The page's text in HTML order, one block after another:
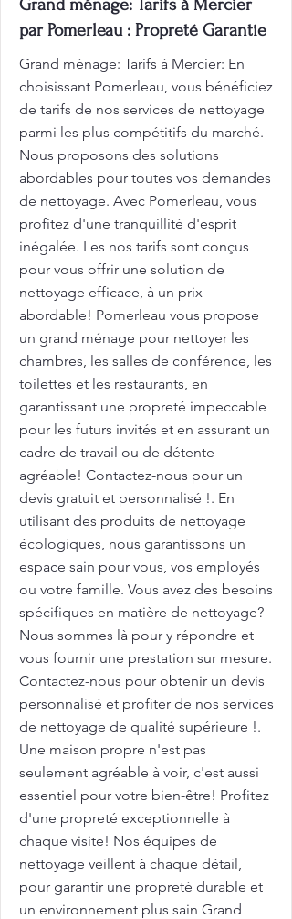
Grand ménage: Tarifs à Mercier
par Pomerleau : Propreté Garantie
Grand ménage: Tarifs à Mercier: En
choisissant Pomerleau, vous bénéficiez
de tarifs de nos services de nettoyage
parmi les plus compétitifs du marché.
Nous proposons des solutions
abordables pour toutes vos demandes
de nettoyage. Avec Pomerleau, vous
profitez d'une tranquillité d'esprit
inégalée. Les nos tarifs sont conçus
pour vous offrir une solution de
nettoyage efficace, à un prix
abordable! Pomerleau vous propose
un grand ménage pour nettoyer les
chambres, les salles de conférence, les
toilettes et les restaurants, en
garantissant une propreté impeccable
pour les futurs invités et en assurant un
cadre de travail ou de détente
agréable! Contactez-nous pour un
devis gratuit et personnalisé !. En
utilisant des produits de nettoyage
écologiques, nous garantissons un
espace sain pour vous, vos employés
ou votre famille. Vous avez des besoins
spécifiques en matière de nettoyage?
Nous sommes là pour y répondre et
vous fournir une prestation sur mesure.
Contactez-nous pour obtenir un devis
personnalisé et profiter de nos services
de nettoyage de qualité supérieure !.
Une maison propre n'est pas
seulement agréable à voir, c'est aussi
essentiel pour votre bien-être! Profitez
d'une propreté exceptionnelle à
chaque visite! Nos équipes de
nettoyage veillent à chaque détail,
pour garantir une propreté durable et
un environnement plus sain Grand